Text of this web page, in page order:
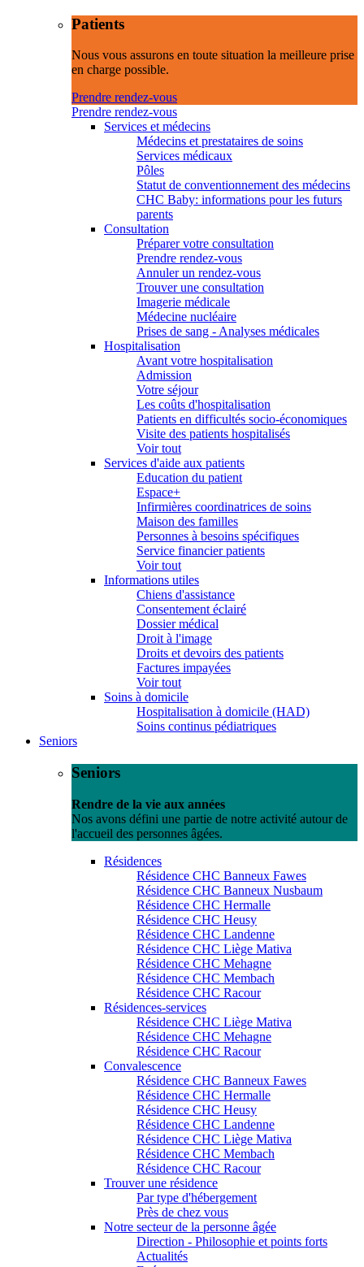
Patients
Nous vous assurons en toute situation la meilleure prise
en charge possible.
Prendre rendez-vous
Prendre rendez-vous
Services et médecins
Médecins et prestataires de soins
Services médicaux
Pôles
Statut de conventionnement des médecins
CHC Baby: informations pour les futurs
parents
Consultation
Préparer votre consultation
Prendre rendez-vous
Annuler un rendez-vous
Trouver une consultation
Imagerie médicale
Médecine nucléaire
Prises de sang - Analyses médicales
Hospitalisation
Avant votre hospitalisation
Admission
Votre séjour
Les coûts d'hospitalisation
Patients en difficultés socio-économiques
Visite des patients hospitalisés
Voir tout
Services d'aide aux patients
Education du patient
Espace+
Infirmières coordinatrices de soins
Maison des familles
Personnes à besoins spécifiques
Service financier patients
Voir tout
Informations utiles
Chiens d'assistance
Consentement éclairé
Dossier médical
Droit à l'image
Droits et devoirs des patients
Factures impayées
Voir tout
Soins à domicile
Hospitalisation à domicile (HAD)
Soins continus pédiatriques
Seniors
Seniors
Rendre de la vie aux années
Nos avons défini une partie de notre activité autour de
l'accueil des personnes âgées.
Résidences
Résidence CHC Banneux Fawes
Résidence CHC Banneux Nusbaum
Résidence CHC Hermalle
Résidence CHC Heusy
Résidence CHC Landenne
Résidence CHC Liège Mativa
Résidence CHC Mehagne
Résidence CHC Membach
Résidence CHC Racour
Résidences-services
Résidence CHC Liège Mativa
Résidence CHC Mehagne
Résidence CHC Racour
Convalescence
Résidence CHC Banneux Fawes
Résidence CHC Hermalle
Résidence CHC Heusy
Résidence CHC Landenne
Résidence CHC Liège Mativa
Résidence CHC Membach
Résidence CHC Racour
Trouver une résidence
Par type d'hébergement
Près de chez vous
Notre secteur de la personne âgée
Direction - Philosophie et points forts
Actualités